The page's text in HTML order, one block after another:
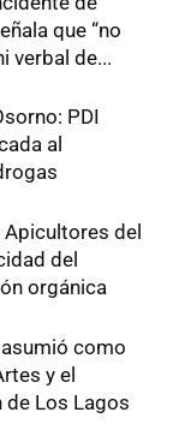
que “no
verbal de...
PDI
al
del
del
orgánica
como
y el
Los Lagos